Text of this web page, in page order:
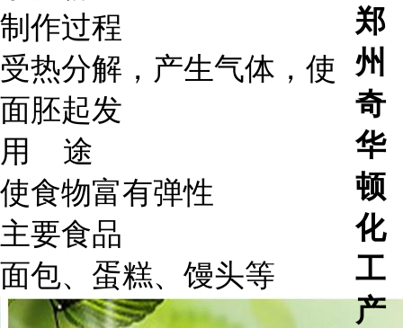
制作过程
受热分解，产生气体，使
面胚起发
用 途
使食物富有弹性
主要食品
面包、蛋糕、馒头等
郑
州
奇
华
顿
化
工
产